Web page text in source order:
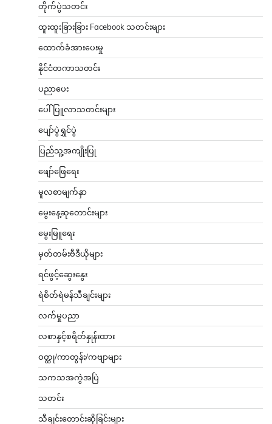
တိုက်ပွဲသတင်း
ထူးထူးခြားခြား Facebook သတင်းများ
ထောက်ခံအားပေးမှု
နိုင်ငံတကာသတင်း
ပညာပေး
ပေါ်ပြူလာသတင်းများ
ပျော်ပွဲရွှင်ပွဲ
ပြည်သူ့အကျိုးပြု
ဖျော်ဖြေရေး
မူလစာမျက်နှာ
မွေးနေ့ဆုတောင်းများ
မွေးမြူရေး
မှတ်တမ်းဗီဒီယိုများ
ရင်ဖွင့်ဆွေးနွေး
ရဲစိတ်ရဲမန်သီချင်းများ
လက်မှုပညာ
လစာနှင့်စရိတ်နှုန်းထား
ဝတ္ထု/ကာတွန်း/ကဗျာများ
သကသအကွဲအပြဲ
သတင်း
သီချင်းတောင်းဆိုခြင်းများ